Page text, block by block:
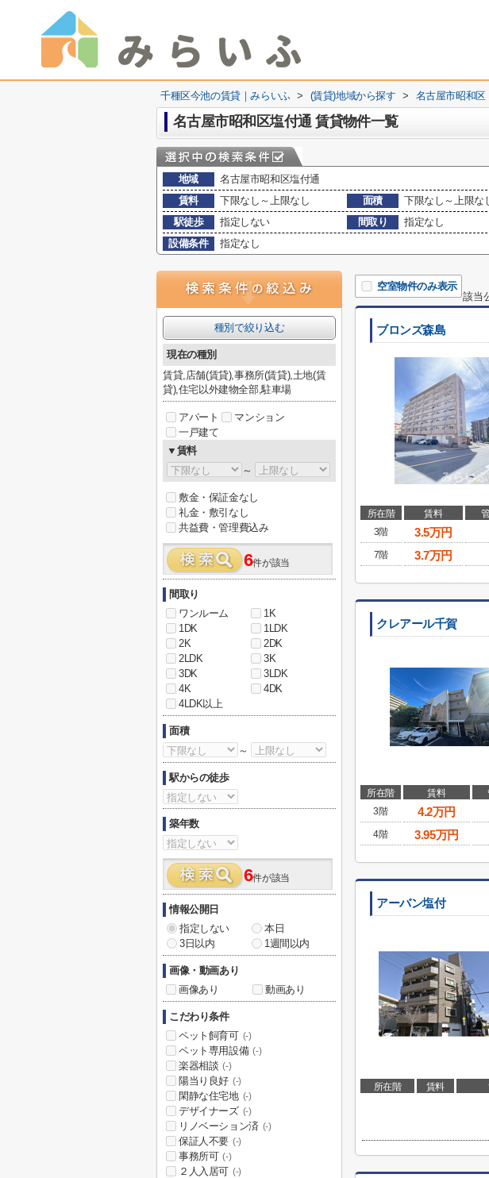
千種区今池の賃貸｜みらいふ > (賃貸)地域から探す > 名古屋市昭和区
名古屋市昭和区塩付通 賃貸物件一覧
地域
名古屋市昭和区塩付通
賃料
下限なし～上限なし 面積 下限なし～上限な
駅徒歩
指定しない 間取り
指定なし
設備条件
指定なし
空室物件のみ表示
該当
ブロンズ森島
所在階 賃料
3階
3.5万円
7階
3.7万円
クレアール千賀
所在階 賃料
3階
4.2万円
4階
3.95万円
アーバン塩付
所在階 賃料
種別で絞り込む
現在の種別
賃貸,店舗(賃貸),事務所(賃貸),土地(賃
貸),住宅以外建物全部,駐車場
アパート
マンション
一戸建て
▼賃料
～
敷金・保証金なし
礼金・敷引なし
共益費・管理費込み
6件が該当
間取り
ワンルーム
1K
1DK
1LDK
2K
2DK
2LDK
3K
3DK
3LDK
4K
4DK
4LDK以上
面積
～
駅からの徒歩
築年数
6件が該当
情報公開日
指定しない
本日
3日以内
1週間以内
画像・動画あり
画像あり
動画あり
こだわり条件
ペット飼育可 (-)
ペット専用設備 (-)
楽器相談 (-)
陽当り良好 (-)
閑静な住宅地 (-)
デザイナーズ (-)
リノベーション済 (-)
保証人不要 (-)
事務所可 (-)
２人入居可 (-)